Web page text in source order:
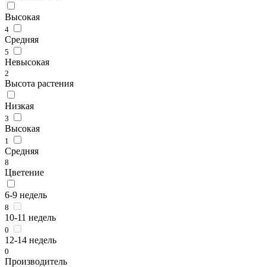
Высокая
4
Средняя
5
Невысокая
2
Высота растения
Низкая
3
Высокая
1
Средняя
8
Цветение
6-9 недель
8
10-11 недель
0
12-14 недель
0
Производитель